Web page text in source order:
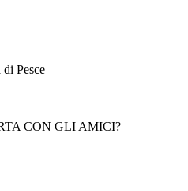
di Pesce
CON GLI AMICI?